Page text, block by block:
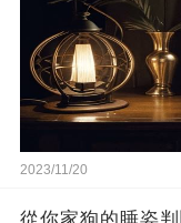
2023/11/20